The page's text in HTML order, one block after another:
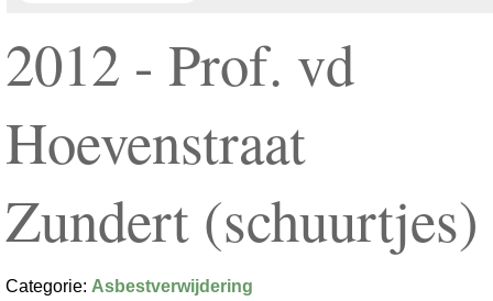
2012 - Prof. vd
Hoevenstraat
Zundert (schuurtjes)
Categorie: Asbestverwijdering